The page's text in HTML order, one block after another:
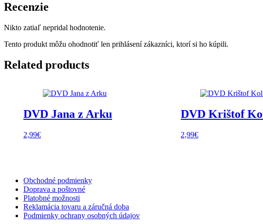
Recenzie
Nikto zatiaľ nepridal hodnotenie.
Tento produkt môžu ohodnotiť len prihlásení zákazníci, ktorí si ho kúpili.
Related products
DVD Jana z Arku
2,99€
DVD Krištof
2,99€
Obchodné podmienky
Doprava a poštovné
Platobné možnosti
Reklamácia tovaru a záručná doba
Podmienky ochrany osobných údajov